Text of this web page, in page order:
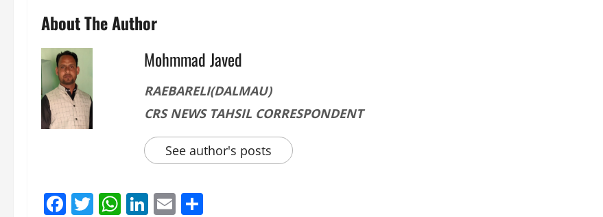
About The Author
Mohmmad Javed
RAEBARELI(DALMAU)
CRS NEWS TAHSIL CORRESPONDENT
See author's posts
Facebook
Twitter
WhatsApp
LinkedIn
Email